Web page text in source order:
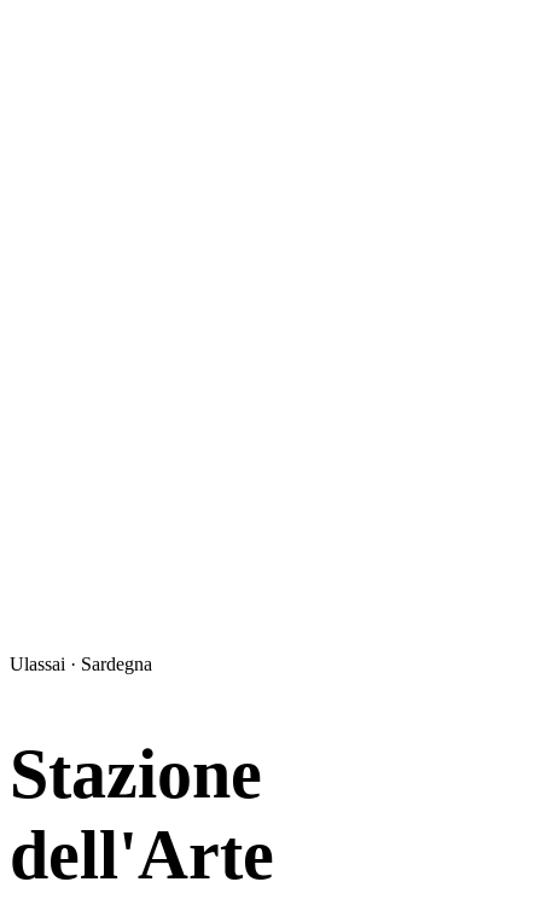
Ulassai · Sardegna
Stazione
dell'Arte